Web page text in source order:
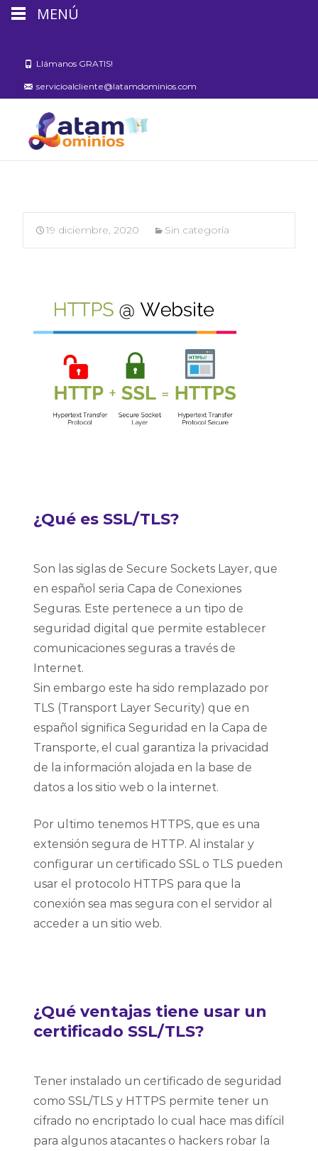
Llámanos GRATIS!
servicioalcliente@latamdominios.com
19 diciembre, 2020 Sin categoría
¿Qué es SSL/TLS?
Son las siglas de Secure Sockets Layer, que
en español seria Capa de Conexiones
Seguras. Este pertenece a un tipo de
seguridad digital que permite establecer
comunicaciones seguras a través de
Internet.
Sin embargo este ha sido remplazado por
TLS (Transport Layer Security) que en
español significa Seguridad en la Capa de
Transporte, el cual garantiza la privacidad
de la información alojada en la base de
datos a los sitio web o la internet.
Por ultimo tenemos HTTPS, que es una
extensión segura de HTTP. Al instalar y
configurar un certificado SSL o TLS pueden
usar el protocolo HTTPS para que la
conexión sea mas segura con el servidor al
acceder a un sitio web.
¿Qué ventajas tiene usar un
certificado SSL/TLS?
Tener instalado un certificado de seguridad
como SSL/TLS y HTTPS permite tener un
cifrado no encriptado lo cual hace mas difícil
para algunos atacantes o hackers robar la
MENÚ